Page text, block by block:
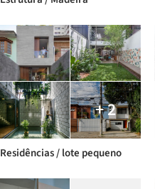
+ 2
Residências / lote pequeno